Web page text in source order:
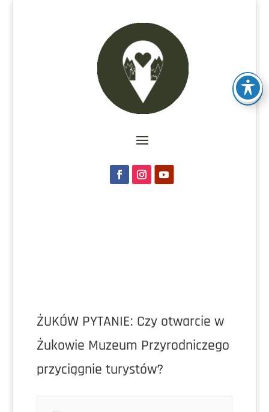
ŻUKÓW PYTANIE: Czy otwarcie w
Żukowie Muzeum Przyrodniczego
przyciągnie turystów?